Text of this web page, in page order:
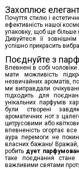
Захоплює
Почуття стилю і
ефективність нашої
упаковку, щоб ще більше
Дивуйтеся їїзовнішнім
успішно прикрасить
Поєднуйте з
Впевнені в собі
мати можливість
незвичайних ароматів,
ми виправдали
підходить для
унікальних парфумів
були створені
ароматичних нотз
цитрусовими або
впевненість огортає
аура перемоги не
власних бажань!
робить дует
таке поєднання
важливими святами